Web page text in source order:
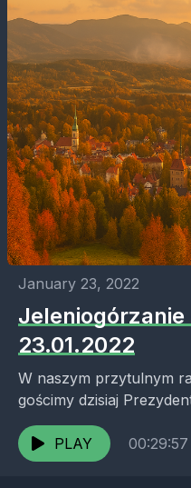
January 23, 2022
23.01.2022
W naszym przytulnym
gościmy dzisiaj
Jerzego Łużniaka.
Pana Jerzego w nasze
PLAY 00:29:57